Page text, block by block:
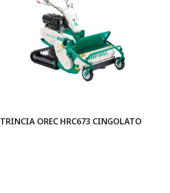
TRINCIA OREC HRC673 CINGOLATO